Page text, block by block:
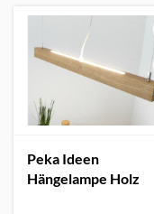
Peka Ideen
Hängelampe Holz